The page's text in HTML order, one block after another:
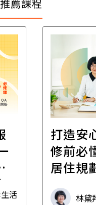
推薦課程
活
打造安
修前必
居住規
林黛